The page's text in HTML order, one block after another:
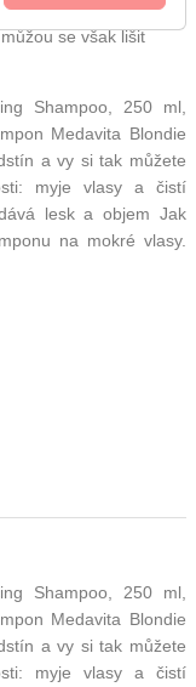
se však lišit
Shampoo, 250 ml,
Medavita Blondie
a vy si tak můžete
myje vlasy a čistí
lesk a objem Jak
na mokré vlasy.
Shampoo, 250 ml,
Medavita Blondie
a vy si tak můžete
myje vlasy a čistí